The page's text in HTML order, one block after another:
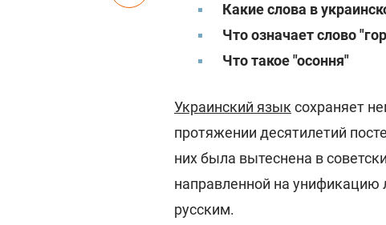
Какие слова в
Что означает слово
Что такое "осоння"
Украинский язык сохраняет
протяжении десятилетий
них была вытеснена в
направленной на унификацию
русским.